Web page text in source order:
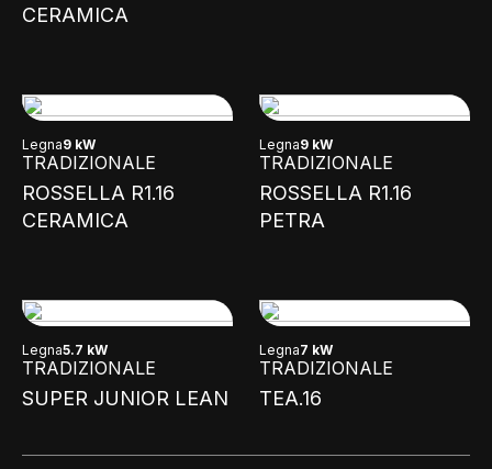
CERAMICA
Legna9 kW
TRADIZIONALE
ROSSELLA R1.16
CERAMICA
Legna9 kW
TRADIZIONALE
ROSSELLA R1.16
PETRA
Legna5.7 kW
TRADIZIONALE
SUPER JUNIOR LEAN
Legna7 kW
TRADIZIONALE
TEA.16